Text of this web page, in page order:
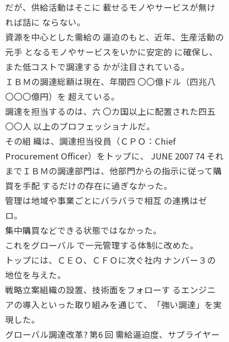
だが、供給活動はそこに 載せるモノやサービスが無け
れば話に ならない。
資源を中心とした需給の 逼迫のもと、近年、生産活動の
元手 となるモノやサービスをいかに安定的 に確保し、
また低コストで調達する かが注目されている。
ＩＢＭの調達総額は現在、年間四 〇〇億ドル（四兆八
〇〇〇億円）を 超えている。
調達を担当するのは、六 〇カ国以上に配置された四五
〇〇人 以上のプロフェッショナルだ。
その組 織は、調達担当役員（ＣＰＯ：Chief
Procurement Officer）をトップに、 JUNE 2007 74 それ
までＩＢＭの調達部門は、他部門からの指示に従って購
買を手配 するだけの存在に過ぎなかった。
管理は地域や事業ごとにバラバラで相互 の連携はゼ
ロ。
集中購買などできる状態ではなかった。
これをグローバル で一元管理する体制に改めた。
トップには、ＣＥＯ、ＣＦＯに次ぐ社内 ナンバー３の
地位を与えた。
戦略立案組織の設置、技術面をフォローす るエンジニ
アの導入といった取り組みを通じて、「強い調達」を実
現した。
グローバル調達改革? 第6 回 需給逼迫度、サプライヤー